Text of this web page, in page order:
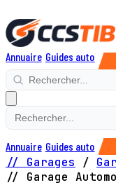
Annuaire Guides auto
Annuaire Guides auto
// Garages /
// Garage